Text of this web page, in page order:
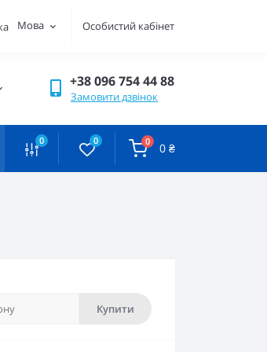
Мова Особистий кабінет
+38 096 754 44 88
Замовити дзвінок
0 0 0 0 ₴
Купити